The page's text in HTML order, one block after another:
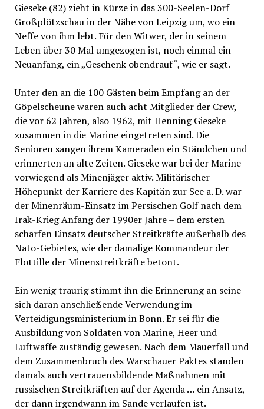
Gieseke (82) zieht in Kürze in das 300-Seelen-Dorf
Großplötzschau in der Nähe von Leipzig um, wo ein
Neffe von ihm lebt. Für den Witwer, der in seinem
Leben über 30 Mal umgezogen ist, noch einmal ein
Neuanfang, ein „Geschenk obendrauf“, wie er sagt.
Unter den an die 100 Gästen beim Empfang an der
Göpelscheune waren auch acht Mitglieder der Crew,
die vor 62 Jahren, also 1962, mit Henning Gieseke
zusammen in die Marine eingetreten sind. Die
Senioren sangen ihrem Kameraden ein Ständchen und
erinnerten an alte Zeiten. Gieseke war bei der Marine
vorwiegend als Minenjäger aktiv. Militärischer
Höhepunkt der Karriere des Kapitän zur See a. D. war
der Minenräum-Einsatz im Persischen Golf nach dem
Irak-Krieg Anfang der 1990er Jahre – dem ersten
scharfen Einsatz deutscher Streitkräfte außerhalb des
Nato-Gebietes, wie der damalige Kommandeur der
Flottille der Minenstreitkräfte betont.
Ein wenig traurig stimmt ihn die Erinnerung an seine
sich daran anschließende Verwendung im
Verteidigungsministerium in Bonn. Er sei für die
Ausbildung von Soldaten von Marine, Heer und
Luftwaffe zuständig gewesen. Nach dem Mauerfall und
dem Zusammenbruch des Warschauer Paktes standen
damals auch vertrauensbildende Maßnahmen mit
russischen Streitkräften auf der Agenda … ein Ansatz,
der dann irgendwann im Sande verlaufen ist.